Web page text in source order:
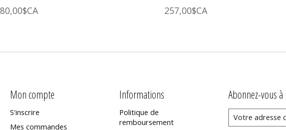
257,00$CA
Mon compte
S'inscrire
Mes commandes
Informations
Politique de
remboursement
Abonnez-vous